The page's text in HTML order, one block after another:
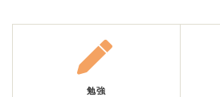
勉強